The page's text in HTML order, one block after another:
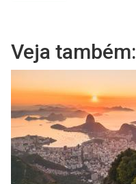
Veja também: